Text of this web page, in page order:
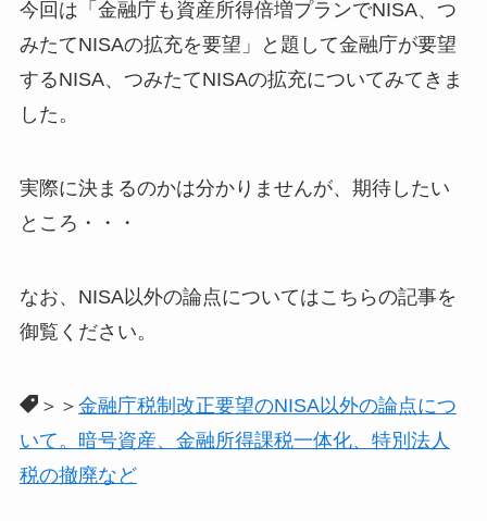
今回は「金融庁も資産所得倍増プランでNISA、つ
みたてNISAの拡充を要望」と題して金融庁が要望
するNISA、つみたてNISAの拡充についてみてきま
した。
実際に決まるのかは分かりませんが、期待したい
ところ・・・
なお、NISA以外の論点についてはこちらの記事を
御覧ください。
＞＞ 金融庁税制改正要望のNISA以外の論点につ
いて。暗号資産、金融所得課税一体化、特別法人
税の撤廃など